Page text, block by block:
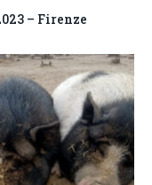
– Firenze